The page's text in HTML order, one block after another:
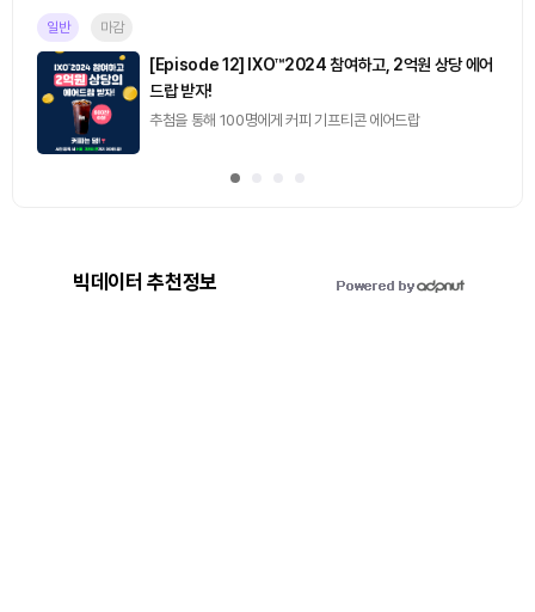
일반 마감
[Episode 12] IXO™2024 참여하고, 2억원 상당 에어
드랍 받자!
추첨을 통해 100명에게 커피 기프티콘 에어드랍
빅데이터 추천정보